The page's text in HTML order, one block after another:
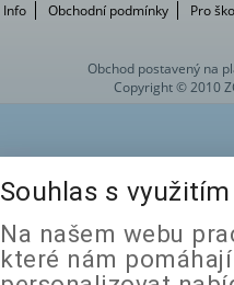
Info Obchodní podmínky Pro
Obchod postavený na
Copyright © 2010
Souhlas s
Na našem webu
které nám